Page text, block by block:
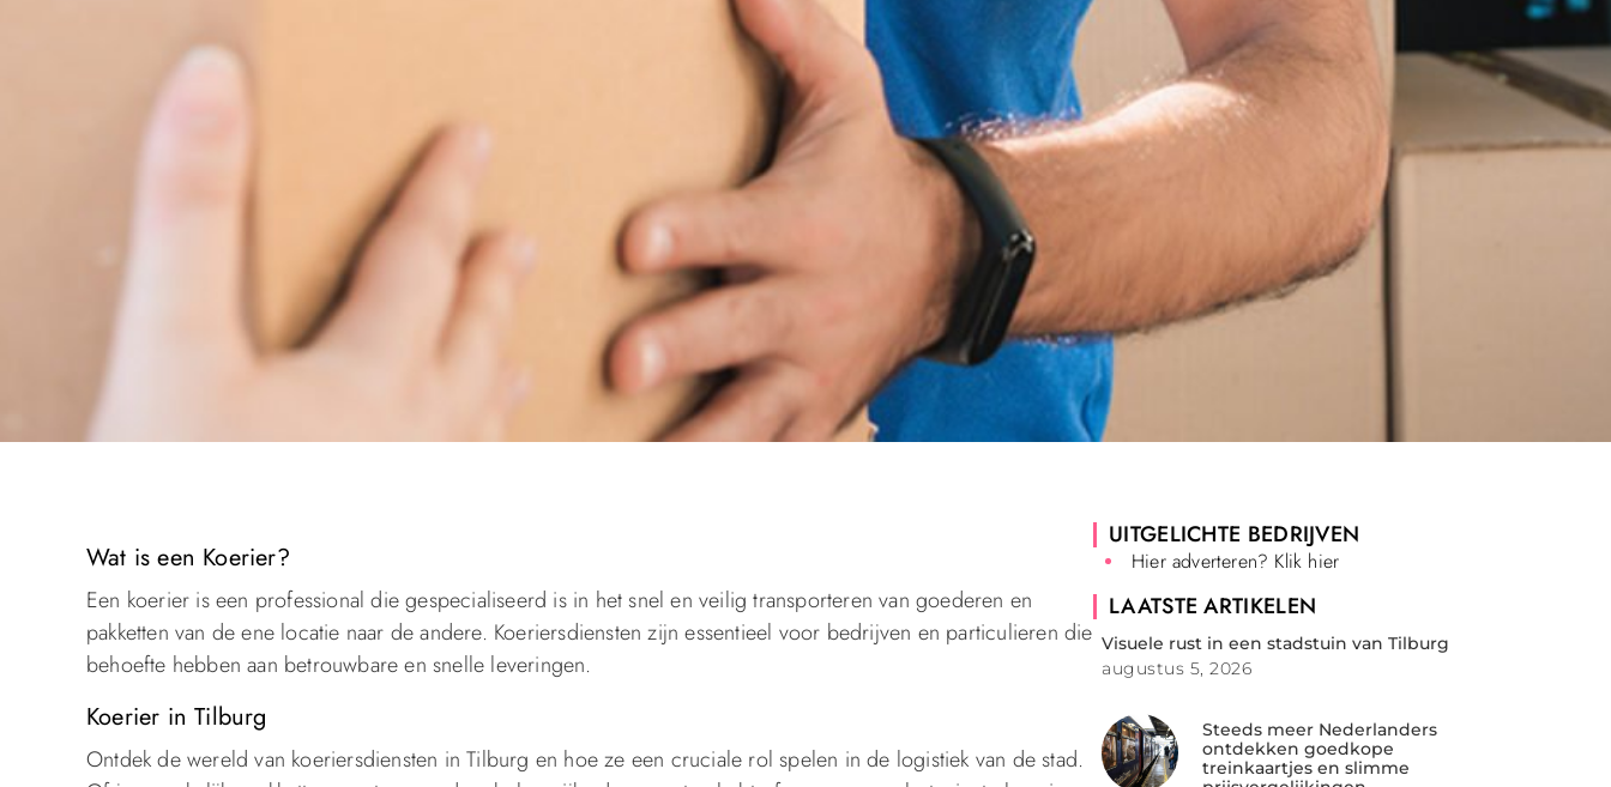
Wat is een Koerier?
Een koerier is een professional die gespecialiseerd is in het snel en veilig transporteren van goederen en
pakketten van de ene locatie naar de andere. Koeriersdiensten zijn essentieel voor bedrijven en particulieren die
behoefte hebben aan betrouwbare en snelle leveringen.
Koerier in Tilburg
Ontdek de wereld van koeriersdiensten in Tilburg en hoe ze een cruciale rol spelen in de logistiek van de stad.
UITGELICHTE BEDRIJVEN
Hier adverteren? Klik hier
LAATSTE ARTIKELEN
Visuele rust in een stadstuin van Tilburg
augustus 5, 2026
Steeds meer Nederlanders
ontdekken goedkope
treinkaartjes en slimme